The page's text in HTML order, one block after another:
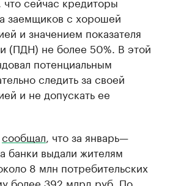
и
продукции
в каталоге
Страховые
Посмотрите в
заемщиков с хорошей
и значением показателя
(ПДН) не более 50%. В этой
потенциальным
следить за своей
и не допускать ее
сообщал , что за январь—
банки выдали жителям
8 млн потребительских
более 392 млрд руб. По